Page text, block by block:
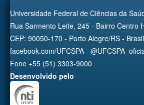
Universidade Federal de Ciências da
Rua Sarmento Leite, 245 - Bairro Centro
CEP: 90050-170 - Porto Alegre/RS - Brasil
facebook.com/UFCSPA -
Fone +55 (51) 3303-9000
Desenvolvido pelo